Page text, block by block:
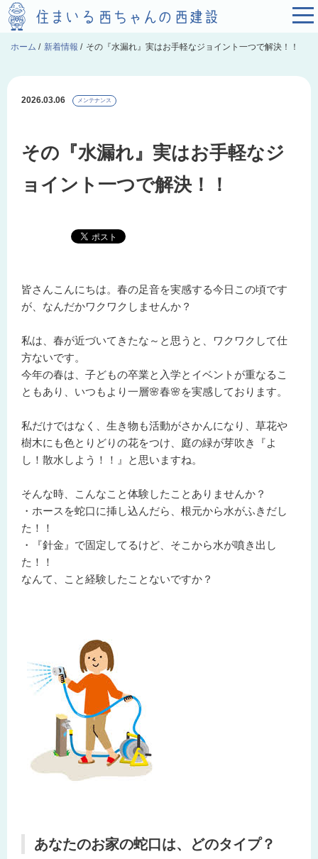
ホーム / 新着情報 / その『水漏れ』実はお手軽なジョイント一つで解決！！
2026.03.06 メンテナンス
その『水漏れ』実はお手軽なジ
ョイント一つで解決！！
皆さんこんにちは。春の足音を実感する今日この頃です
が、なんだかワクワクしませんか？
私は、春が近づいてきたな～と思うと、ワクワクして仕
方ないです。
今年の春は、子どもの卒業と入学とイベントが重なるこ
ともあり、いつもより一層🌸春🌸を実感しております。
私だけではなく、生き物も活動がさかんになり、草花や
樹木にも色とりどりの花をつけ、庭の緑が芽吹き『よ
し！散水しよう！！』と思いますね。
そんな時、こんなこと体験したことありませんか？
・ホースを蛇口に挿し込んだら、根元から水がふきだし
た！！
・『針金』で固定してるけど、そこから水が噴き出し
た！！
なんて、こと経験したことないですか？
あなたのお家の蛇口は、どのタイプ？